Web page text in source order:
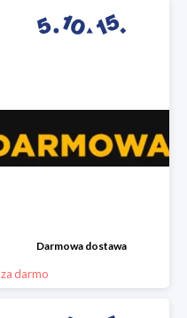
Darmowa dostawa
za darmo